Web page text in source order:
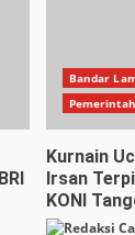
Bandar
Kurnain
Irsan
KONI